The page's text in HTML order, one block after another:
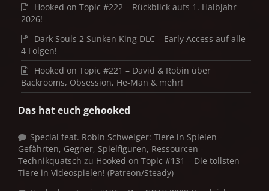
Hooked on Topic #222 – Rückblick aufs 1. Halbjahr
2026!
Dark Souls 2 Sunken King DLC – Early Access auf alle
4 Folgen!
Hooked on Topic #221 – David & Robin über
Backrooms, Obsession, He-Man & mehr!
Das hat euch gehooked
Special feat. Robin Schweiger: Tiere in Spielen -
Gefährten, Gegner, Spielfiguren, Ressourcen -
Technikquatsch zu Hooked on Topic #131 – Die tollsten
Tiere in Videospielen! (Patreon/Steady)